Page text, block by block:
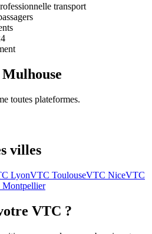
transport
Mulhouse
toutes plateformes.
villes
LyonVTC ToulouseVTC NiceVTC
Montpellier
VTC ?